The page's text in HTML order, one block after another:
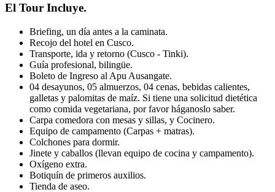
El Tour Incluye.
Briefing, un día antes a la caminata.
Recojo del hotel en Cusco.
Transporte, ida y retorno (Cusco - Tinki).
Guía profesional, bilingüe.
Boleto de Ingreso al Apu Ausangate.
04 desayunos, 05 almuerzos, 04 cenas, bebidas calientes,
galletas y palomitas de maíz. Si tiene una solicitud dietética
como comida vegetariana, por favor háganoslo saber.
Carpa comedora con mesas y sillas, y Cocinero.
Equipo de campamento (Carpas + matras).
Colchones para dormir.
Jinete y caballos (llevan equipo de cocina y campamento).
Oxígeno extra.
Botiquín de primeros auxilios.
Tienda de aseo.